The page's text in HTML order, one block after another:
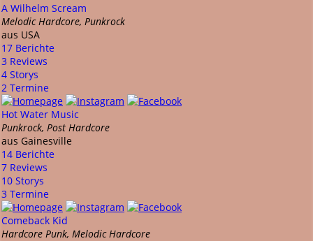
A Wilhelm Scream
Melodic Hardcore, Punkrock
aus USA
17 Berichte
3 Reviews
4 Storys
2 Termine
Hot Water Music
Punkrock, Post Hardcore
aus Gainesville
14 Berichte
7 Reviews
10 Storys
3 Termine
Comeback Kid
Hardcore Punk, Melodic Hardcore